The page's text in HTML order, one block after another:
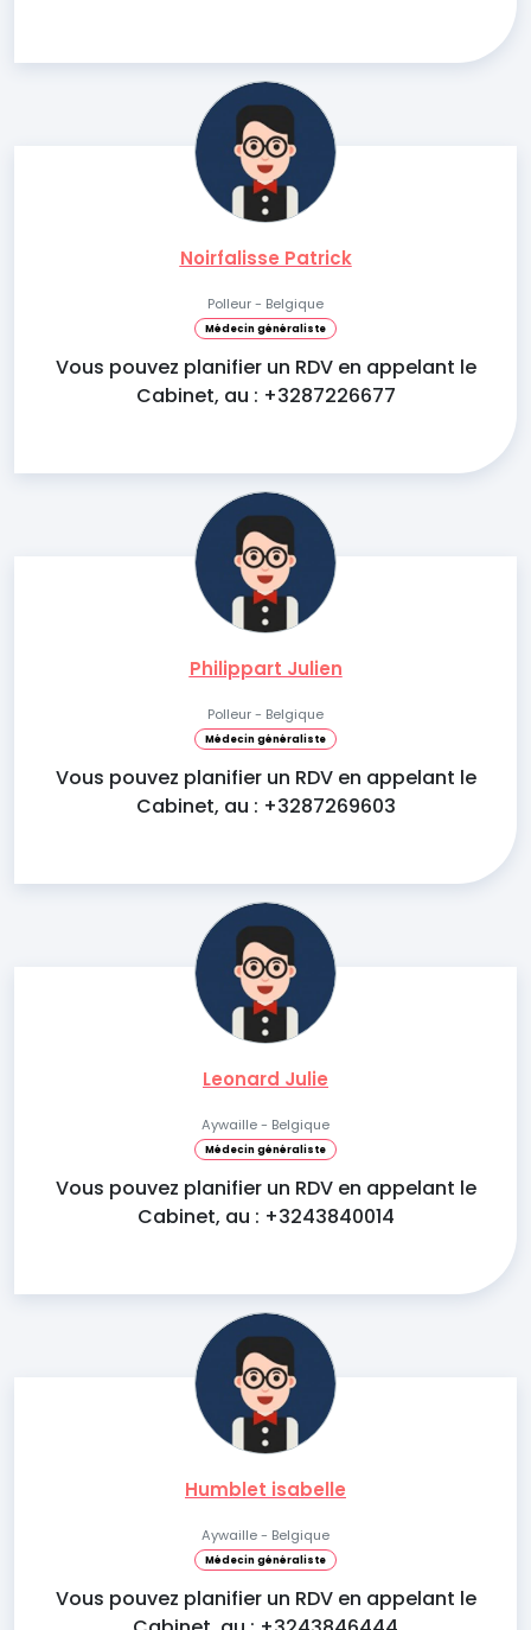
Noirfalisse Patrick
Polleur - Belgique
Médecin généraliste
Vous pouvez planifier un RDV en appelant le
Cabinet, au : +3287226677
Philippart Julien
Polleur - Belgique
Médecin généraliste
Vous pouvez planifier un RDV en appelant le
Cabinet, au : +3287269603
Leonard Julie
Aywaille - Belgique
Médecin généraliste
Vous pouvez planifier un RDV en appelant le
Cabinet, au : +3243840014
Humblet isabelle
Aywaille - Belgique
Médecin généraliste
Vous pouvez planifier un RDV en appelant le